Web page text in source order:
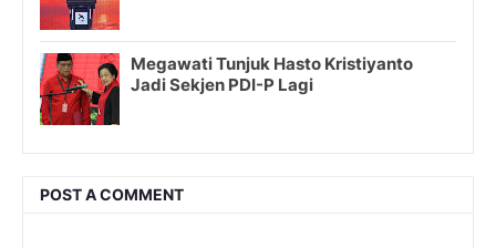
Megawati Tunjuk Hasto Kristiyanto
Jadi Sekjen PDI-P Lagi
POST A COMMENT